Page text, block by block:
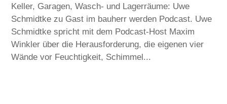
Keller, Garagen, Wasch- und Lagerräume: Uwe
Schmidtke zu Gast im bauherr werden Podcast. Uwe
Schmidtke spricht mit dem Podcast-Host Maxim
Winkler über die Herausforderung, die eigenen vier
Wände vor Feuchtigkeit, Schimmel...